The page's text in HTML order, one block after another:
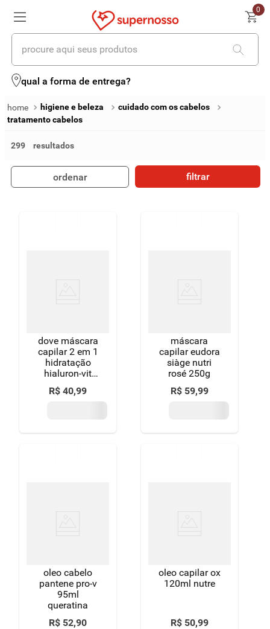
0
procure aqui seus produtos
qual a forma de entrega?
higiene e beleza
cuidado com os cabelos
tratamento cabelos
299
ordenar filtrar
dove máscara
capilar 2 em 1
hidratação
hialuron-vit
500g
R$ 40,99
máscara
capilar eudora
siàge nutri
rosé 250g
R$ 59,99
oleo cabelo
pantene pro-v
95ml
queratina
R$ 52,90
oleo capilar ox
120ml nutre
R$ 50,99
termos mais buscados
2º leite
º cafe
iogurte
detergente